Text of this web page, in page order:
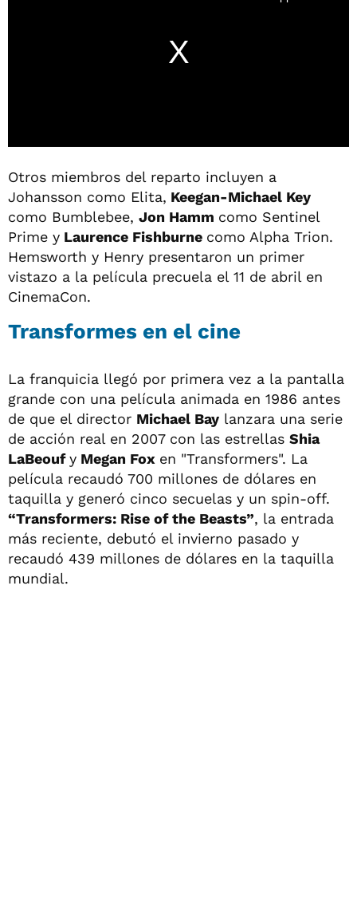
Otros miembros del reparto incluyen a
Johansson como Elita, Keegan-Michael Key
como Bumblebee, Jon Hamm como Sentinel
Prime y Laurence Fishburne como Alpha Trion.
Hemsworth y Henry presentaron un primer
vistazo a la película precuela el 11 de abril en
CinemaCon.
Transformes en el cine
La franquicia llegó por primera vez a la pantalla
grande con una película animada en 1986 antes
de que el director Michael Bay lanzara una serie
de acción real en 2007 con las estrellas Shia
LaBeoufy Megan Fox en "Transformers". La
película recaudó 700 millones de dólares en
taquilla y generó cinco secuelas y un spin-off.
“Transformers: Rise of the Beasts”, la entrada
más reciente, debutó el invierno pasado y
recaudó 439 millones de dólares en la taquilla
mundial.